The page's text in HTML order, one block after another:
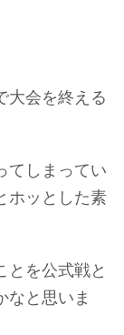
大会を終える
てしまってい
ホッとした素
とを公式戦と
なと思いま